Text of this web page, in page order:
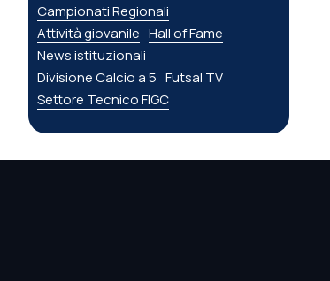
Campionati Regionali
Attività giovanile Hall of Fame
News istituzionali
Divisione Calcio a 5 Futsal TV
Settore Tecnico FIGC